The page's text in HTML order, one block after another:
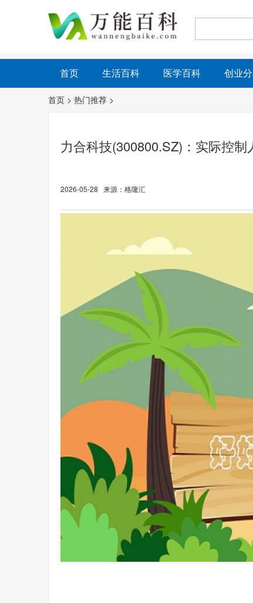
首页 生活百科 医学百科 创业
首页 > 热门推荐 >
力合科技(300800.SZ)：实际控
2026-05-28 来源：格隆汇